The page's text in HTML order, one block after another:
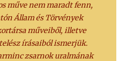
műve nem maradt fenn,
Állam és Törvények
műveiből, illetve
írásaiból ismerjük.
zsarnok uralmának